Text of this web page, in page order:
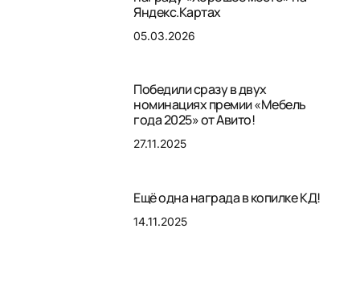
Яндекс.Картах
05.03.2026
Победили сразу в двух
номинациях премии «Мебель
года 2025» от Авито!
27.11.2025
Ещё одна награда в копилке КД!
14.11.2025